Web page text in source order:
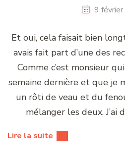
9
Et oui, cela faisait bien
avais fait part d’une des
Comme c’est monsieur
semaine dernière et que je
un rôti de veau et du
mélanger les deux. J’ai
Lire la suite